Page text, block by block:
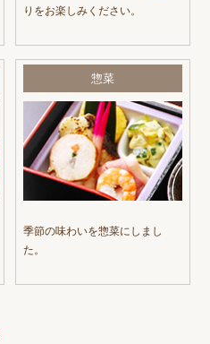
りをお楽しみください。
惣菜
季節の味わいを惣菜にしまし
た。